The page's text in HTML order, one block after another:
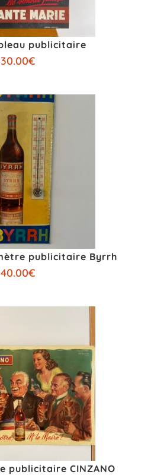
publicitaire
30.00€
publicitaire Byrrh
40.00€
publicitaire CINZANO